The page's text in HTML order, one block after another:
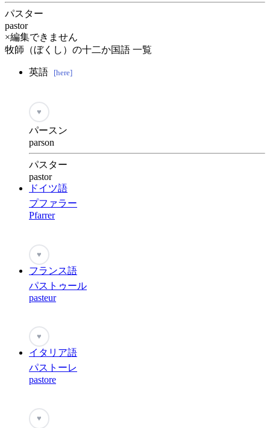
パスター
pastor
×編集できません
牧師（ぼくし）の十二か国語 一覧
英語 [here]
♥
パースン
parson
パスター
pastor
ドイツ語
プファラー
Pfarrer
♥
フランス語
パストゥール
pasteur
♥
イタリア語
パストーレ
pastore
♥